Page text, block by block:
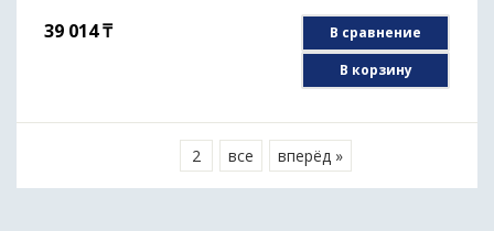
39 014₸
В сравнение
В корзину
2 все вперёд »